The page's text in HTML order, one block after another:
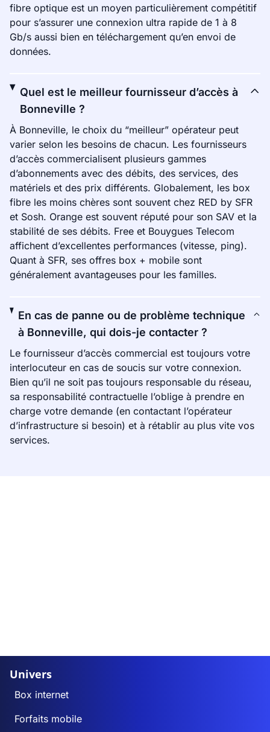
fibre optique est un moyen particulièrement compétitif
pour s’assurer une connexion ultra rapide de 1 à 8
Gb/s aussi bien en téléchargement qu’en envoi de
données.
Quel est le meilleur fournisseur d’accès à
Bonneville ?
À Bonneville, le choix du “meilleur” opérateur peut
varier selon les besoins de chacun. Les fournisseurs
d’accès commercialisent plusieurs gammes
d’abonnements avec des débits, des services, des
matériels et des prix différents. Globalement, les box
fibre les moins chères sont souvent chez RED by SFR
et Sosh. Orange est souvent réputé pour son SAV et la
stabilité de ses débits. Free et Bouygues Telecom
affichent d’excellentes performances (vitesse, ping).
Quant à SFR, ses offres box + mobile sont
généralement avantageuses pour les familles.
En cas de panne ou de problème technique
à Bonneville, qui dois-je contacter ?
Le fournisseur d’accès commercial est toujours votre
interlocuteur en cas de soucis sur votre connexion.
Bien qu’il ne soit pas toujours responsable du réseau,
sa responsabilité contractuelle l’oblige à prendre en
charge votre demande (en contactant l’opérateur
d’infrastructure si besoin) et à rétablir au plus vite vos
services.
Univers
Box internet
Forfaits mobile